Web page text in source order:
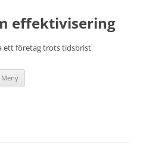
effektivisering
ett företag trots tidsbrist
Meny